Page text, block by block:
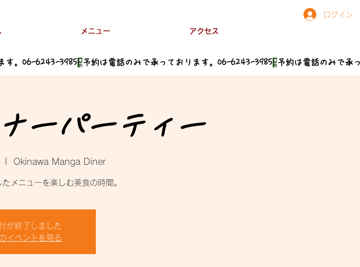
メニュー アクセス
ログイン
ーパーティー
Okinawa Manga Diner
メニューを楽しむ美食の時間。
が終了しました
イベントを見る